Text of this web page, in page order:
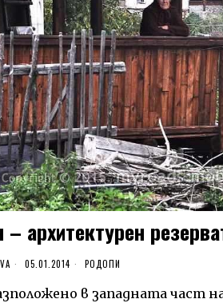
архитектурен
05.01.2014 РОДОПИ
в западната част